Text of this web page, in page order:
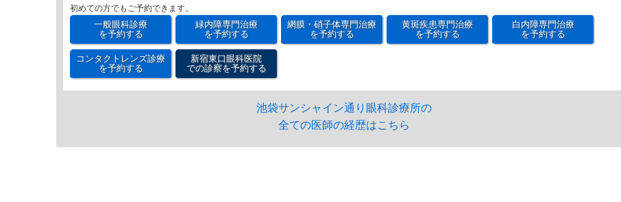
初めての方でもご予約できます。
一般眼科診療
を予約する
緑内障専門治療
を予約する
網膜・硝子体専門治療
を予約する
黄斑疾患専門治療
を予約する
白内障専門治療
を予約する
コンタクトレンズ診療
を予約する
新宿東口眼科医院
での診察を予約する
池袋サンシャイン通り眼科診療所の
全ての医師の経歴はこちら